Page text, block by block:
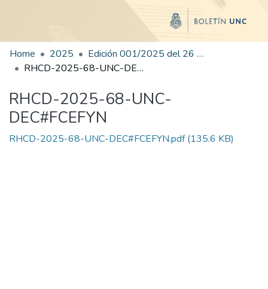
Home 2025
Edición 001/2025 del 26 de mayo de 2025
RHCD-2025-68-UNC-DEC#FCEFYN
RHCD-2025-68-UNC-
DEC#FCEFYN
RHCD-2025-68-UNC-DEC#FCEFYN.pdf(135.6 KB)